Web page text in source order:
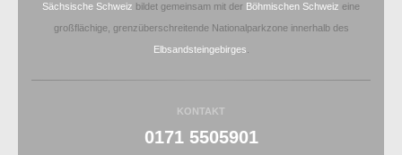
Sächsische Schweiz bildet gemeinsam mit der Böhmischen Schweiz eine
großflächige, grenzüberschreitende Nationalparkzone innerhalb des
Elbsandsteingebirges
KONTAKT
0171 5505901